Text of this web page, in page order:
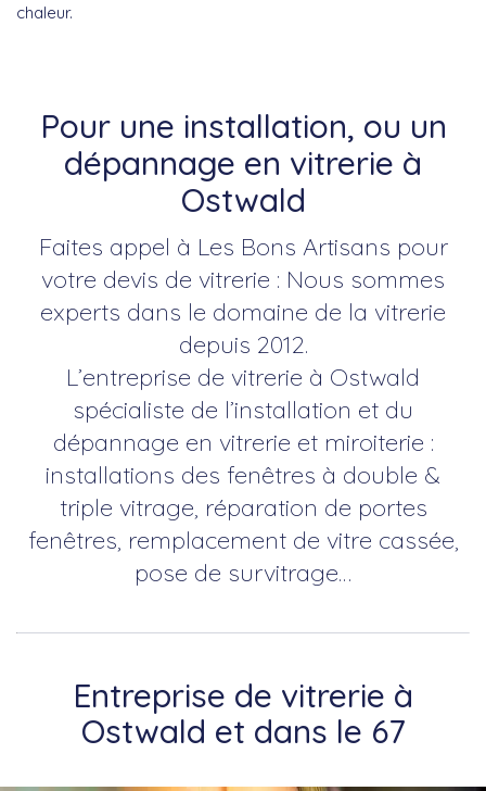
chaleur.
Pour une installation, ou un
dépannage en vitrerie à
Ostwald
Faites appel à Les Bons Artisans pour
votre devis de vitrerie : Nous sommes
experts dans le domaine de la vitrerie
depuis 2012.
L’entreprise de vitrerie à Ostwald
spécialiste de l’installation et du
dépannage en vitrerie et miroiterie :
installations des fenêtres à double &
triple vitrage, réparation de portes
fenêtres, remplacement de vitre cassée,
pose de survitrage…
Entreprise de vitrerie à
Ostwald et dans le 67